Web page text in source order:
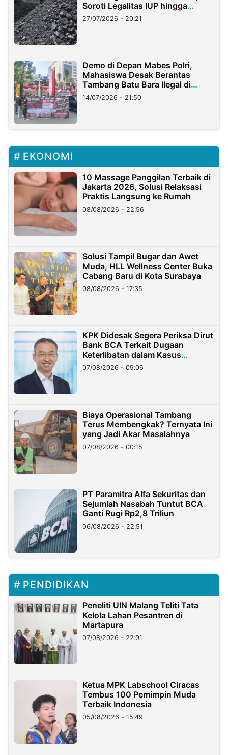
Soroti Legalitas IUP hingga
Stockpile
27/07/2026 - 20:21
Demo di Depan Mabes Polri,
Mahasiswa Desak Berantas
Tambang Batu Bara Ilegal di
Lampung
14/07/2026 - 21:50
EKONOMI
10 Massage Panggilan Terbaik di
Jakarta 2026, Solusi Relaksasi
Praktis Langsung ke Rumah
08/08/2026 - 22:56
Solusi Tampil Bugar dan Awet
Muda, HLL Wellness Center Buka
Cabang Baru di Kota Surabaya
08/08/2026 - 17:35
KPK Didesak Segera Periksa Dirut
Bank BCA Terkait Dugaan
Keterlibatan dalam Kasus
Hilangnya Dana Nasabah Rp2,58
Miliar
07/08/2026 - 09:06
Biaya Operasional Tambang
Terus Membengkak? Ternyata Ini
yang Jadi Akar Masalahnya
07/08/2026 - 00:15
PT Paramitra Alfa Sekuritas dan
Sejumlah Nasabah Tuntut BCA
Ganti Rugi Rp2,8 Triliun
06/08/2026 - 22:51
PENDIDIKAN
Peneliti UIN Malang Teliti Tata
Kelola Lahan Pesantren di
Martapura
07/08/2026 - 22:01
Ketua MPK Labschool Ciracas
Tembus 100 Pemimpin Muda
Terbaik Indonesia
05/08/2026 - 15:49